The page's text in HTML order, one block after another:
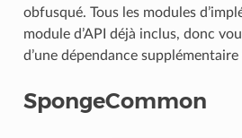
obfusqué. Tous les modules
module d’API déjà inclus, donc
d’une dépendance
SpongeCommon